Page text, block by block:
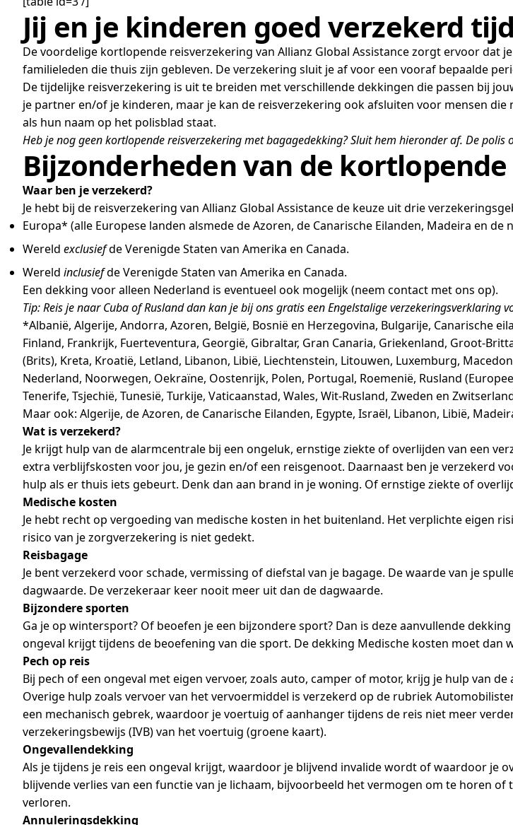
Jij en je kinderen goed verzekerd
De voordelige kortlopende reisverzekering van Allianz Global Assistance zorgt ervoor
familieleden die thuis zijn gebleven. De verzekering sluit je af voor een vooraf bepaalde
De tijdelijke reisverzekering is uit te breiden met verschillende dekkingen die passen bij
je partner en/of je kinderen, maar je kan de reisverzekering ook afsluiten voor mensen die
als hun naam op het polisblad staat.
Heb je nog geen kortlopende reisverzekering met bagagedekking? Sluit hem hieronder af. De polis
Bijzonderheden van de
Waar ben je verzekerd?
Je hebt bij de reisverzekering van Allianz Global Assistance de keuze uit drie
Europa* (alle Europese landen alsmede de Azoren, de Canarische Eilanden, Madeira en de
Wereld exclusiefde Verenigde Staten van Amerika en Canada.
Wereld inclusiefde Verenigde Staten van Amerika en Canada.
Een dekking voor alleen Nederland is eventueel ook mogelijk (neem contact met ons op).
Tip: Reis je naar Cuba of Rusland dan kan je bij ons gratis een Engelstalige verzekeringsverklaring
*Albanië, Algerije, Andorra, Azoren, België, Bosnië en Herzegovina, Bulgarije, Canarische
Finland, Frankrijk, Fuerteventura, Georgië, Gibraltar, Gran Canaria, Griekenland, Groot-
(Brits), Kreta, Kroatië, Letland, Libanon, Libië, Liechtenstein, Litouwen, Luxemburg,
Nederland, Noorwegen, Oekraïne, Oostenrijk, Polen, Portugal, Roemenië, Rusland
Tenerife, Tsjechië, Tunesië, Turkije, Vaticaanstad, Wales, Wit-Rusland, Zweden en
Maar ook: Algerije, de Azoren, de Canarische Eilanden, Egypte, Israël, Libanon, Libië,
Wat is verzekerd?
Je krijgt hulp van de alarmcentrale bij een ongeluk, ernstige ziekte of overlijden van een
extra verblijfskosten voor jou, je gezin en/of een reisgenoot. Daarnaast ben je verzekerd
hulp als er thuis iets gebeurt. Denk dan aan brand in je woning. Of ernstige ziekte of
Medische kosten
Je hebt recht op vergoeding van medische kosten in het buitenland. Het verplichte eigen
risico van je zorgverzekering is niet gedekt.
Reisbagage
Je bent verzekerd voor schade, vermissing of diefstal van je bagage. De waarde van je
dagwaarde. De verzekeraar keer nooit meer uit dan de dagwaarde.
Bijzondere sporten
Ga je op wintersport? Of beoefen je een bijzondere sport? Dan is deze aanvullende
ongeval krijgt tijdens de beoefening van die sport. De dekking Medische kosten moet dan
Pech op reis
Bij pech of een ongeval met eigen vervoer, zoals auto, camper of motor, krijg je hulp van
Overige hulp zoals vervoer van het vervoermiddel is verzekerd op de rubriek
een mechanisch gebrek, waardoor je voertuig of aanhanger tijdens de reis niet meer
verzekeringsbewijs (IVB) van het voertuig (groene kaart).
Ongevallendekking
Als je tijdens je reis een ongeval krijgt, waardoor je blijvend invalide wordt of waardoor je
blijvende verlies van een functie van je lichaam, bijvoorbeeld het vermogen om te horen
verloren.
Annuleringsdekking